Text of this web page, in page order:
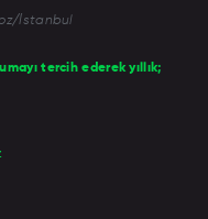
tercih ederek yıllık;
İstanbul